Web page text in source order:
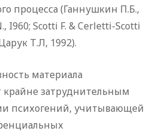
процесса (Ганнушкин П.Б.,
I960; Scotti F. & Cerletti-Scotti
Т.Л, 1992).
материала
крайне затруднительным
психогений, учитывающей